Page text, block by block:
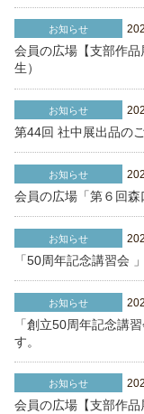
お知らせ
会員の広場【支部作
生）
お知らせ
第44回 社中展出品の
お知らせ
会員の広場「第６回
お知らせ
「50周年記念講習会
お知らせ
「創立50周年記念講
す。
お知らせ
会員の広場【支部作